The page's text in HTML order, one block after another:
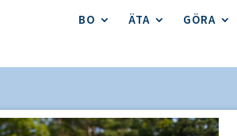
BO ÄTA GÖRA